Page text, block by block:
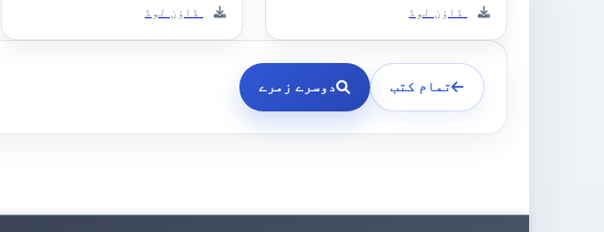
ڈاؤن لوڈ ڈاؤن لوڈ
تمام کتب دوسرے زمرے